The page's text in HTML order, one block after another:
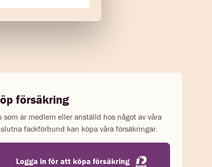
försäkring
som är medlem eller anställd hos något av våra
fackförbund kan köpa våra försäkringar.
Logga in för att köpa försäkring